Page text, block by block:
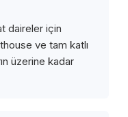
daireler için
ve tam katlı
üzerine kadar